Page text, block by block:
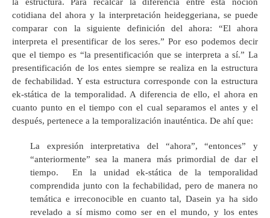
la estructura. Para recalcar la diferencia entre esta noción
cotidiana del ahora y la interpretación heideggeriana, se puede
comparar con la siguiente definición del ahora: “El ahora
interpreta el presentificar de los seres.” Por eso podemos decir
que el tiempo es “la presentificación que se interpreta a sí.” La
presentificación de los entes siempre se realiza en la estructura
de fechabilidad. Y esta estructura corresponde con la estructura
ek-stática de la temporalidad. A diferencia de ello, el ahora en
cuanto punto en el tiempo con el cual separamos el antes y el
después, pertenece a la temporalización inauténtica. De ahí que:
La expresión interpretativa del “ahora”, “entonces” y
“anteriormente” sea la manera más primordial de dar el
tiempo. En la unidad ek-stática de la temporalidad
comprendida junto con la fechabilidad, pero de manera no
temática e irreconocible en cuanto tal, Dasein ya ha sido
revelado a sí mismo como ser en el mundo, y los entes